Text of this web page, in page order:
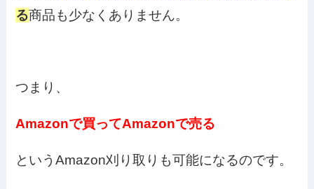
る商品も少なくありません。
つまり、
Amazonで買ってAmazonで売る
というAmazon刈り取りも可能になるのです。